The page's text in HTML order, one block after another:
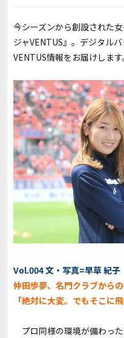
今シーズンから創設された
ジャVENTUS』。デジタル
VENTUS情報をお届けします
Vol.004 文・写真=早草 紀子
仲田歩夢、名門クラブからの
「絶対に大変。でもそこに
プロ同様の環境が備わっ